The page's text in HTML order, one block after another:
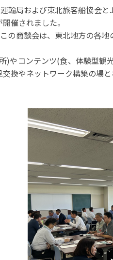
JATA SDGsアワード
環境保
その他の活動
の活躍推進
LADY JATA委員会について
こんな時、あなたならどうする?
会員と旅行業の基本情報
旅行業務に関する取引額の報告
て
旅行業登録関係資料各種
費者苦情や相談対応
苦情の報告 事例インデックス :
主な事例索引
苦情の報告2025 (事例集)
苦情の報告2024 (事例集)
苦情の報告2023 (事例集)
苦情の報告2022(事例集)
報・ニュースバックナンバー
他 お知らせ
旅行会社に就職希望学生向け情報
ハッピーマンデー 祝日の意義
2023年1月～12月 フライ&クル
実態調査 (PDF / JATA調べ)
2001年から2020年までの「我が
クルーズ等の動向について」(国
渡航・観光地情報
輸局および東北旅客船協会
催されました。
の商談会は、東北地方の各
)やコンテンツ(食、体験型
換やネットワーク構築の場と